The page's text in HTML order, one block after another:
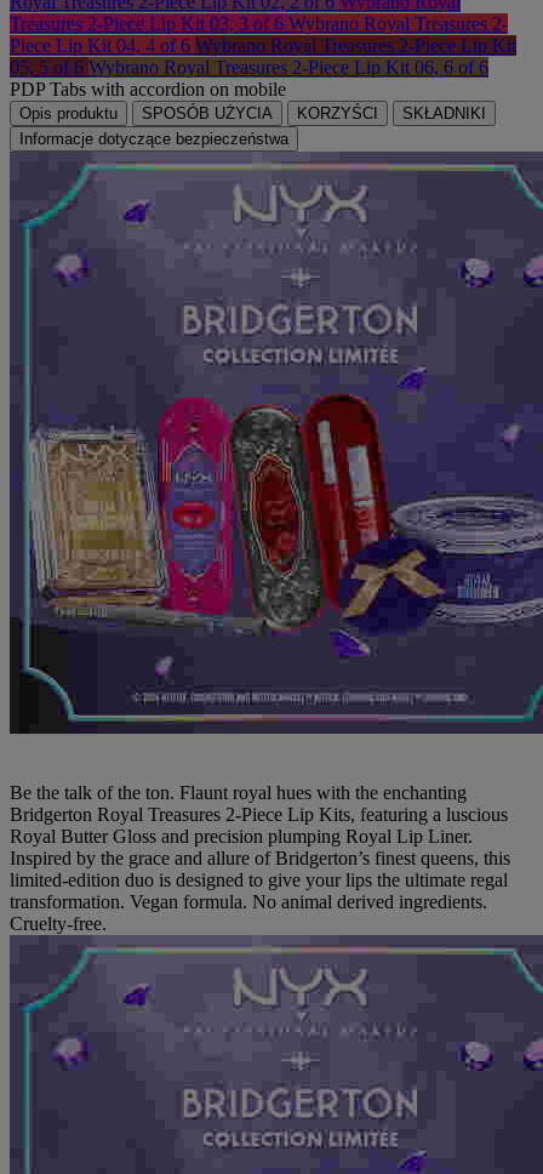
Treasures 2-Piece Lip Kit 03, 3 of 6 Wybrano Royal Treasures 2-
Piece Lip Kit 04, 4 of 6 Wybrano Royal Treasures 2-Piece Lip Kit
05, 5 of 6 Wybrano Royal Treasures 2-Piece Lip Kit 06, 6 of 6
PDP Tabs with accordion on mobile
Opis produktu SPOSÓB UŻYCIA KORZYŚCI
SKŁADNIKI
Informacje dotyczące bezpieczeństwa
Be the talk of the ton. Flaunt royal hues with the enchanting
Bridgerton Royal Treasures 2-Piece Lip Kits, featuring a luscious
Royal Butter Gloss and precision plumping Royal Lip Liner.
Inspired by the grace and allure of Bridgerton’s finest queens, this
limited-edition duo is designed to give your lips the ultimate regal
transformation. Vegan formula. No animal derived ingredients.
Cruelty-free.